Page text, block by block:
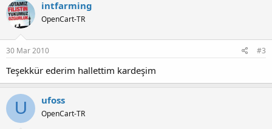
intfarming
OpenCart-TR
30 Mar 2010 #3
Teşekkür ederim hallettim kardeşim
U ufoss
OpenCart-TR